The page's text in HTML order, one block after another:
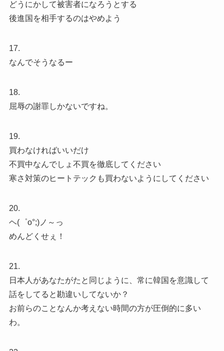
どうにかして被害者になろうとする
後進国を相手するのはやめよう
17.
なんでそうなるー
18.
屈辱の謝罪しかないですね。
19.
買わなければいいだけ
不買中なんでしょ不買を徹底してください
寒さ対策のヒートテックも買わないようにしてください
20.
ヘ(゜ο°;)ノ～っ
めんどくせぇ！
21.
日本人があなたがたと同じように、常に韓国を意識して
話をしてると勘違いしてないか？
お前らのことなんか考えない時間の方が圧倒的に多い
わ。